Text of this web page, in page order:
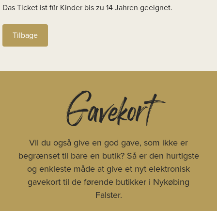
Das Ticket ist für Kinder bis zu 14 Jahren geeignet.
Tilbage
Gavekort
Vil du også give en god gave, som ikke er
begrænset til bare en butik? Så er den hurtigste
og enkleste måde at give et nyt elektronisk
gavekort til de førende butikker i Nykøbing
Falster.